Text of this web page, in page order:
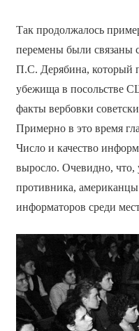
Так продолжалось
перемены были связаны
П.С. Дерябина, который
убежища в посольстве
факты вербовки
Примерно в это время
Число и качество
выросло. Очевидно, что,
противника,
информаторов среди